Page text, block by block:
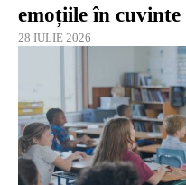
emoțiile în cuvinte
28 IULIE 2026